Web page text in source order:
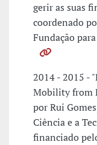
gerir as suas
coordenado
Fundação
2014 - 2015 -
Mobility from
por Rui
Ciência e a
financiado